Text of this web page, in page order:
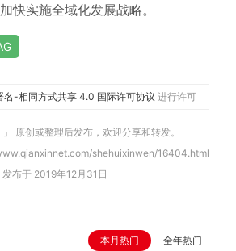
快实施全域化发展战略。
名-相同方式共享 4.0 国际许可协议 进行许可
」 原创或整理后发布，欢迎分享和转发。
shehuixinwen/16404.html
发布于 2019年12月31日
本月热门 全年热门